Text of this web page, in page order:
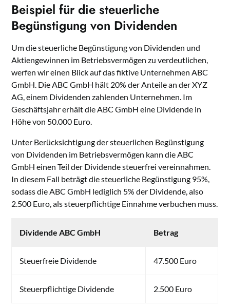
Beispiel für die steuerliche
Begünstigung von Dividenden
Um die steuerliche Begünstigung von Dividenden und
Aktiengewinnen im Betriebsvermögen zu verdeutlichen,
werfen wir einen Blick auf das fiktive Unternehmen ABC
GmbH. Die ABC GmbH hält 20% der Anteile an der XYZ
AG, einem Dividenden zahlenden Unternehmen. Im
Geschäftsjahr erhält die ABC GmbH eine Dividende in
Höhe von 50.000 Euro.
Unter Berücksichtigung der steuerlichen Begünstigung
von Dividenden im Betriebsvermögen kann die ABC
GmbH einen Teil der Dividende steuerfrei vereinnahmen.
In diesem Fall beträgt die steuerliche Begünstigung 95%,
sodass die ABC GmbH lediglich 5% der Dividende, also
2.500 Euro, als steuerpflichtige Einnahme verbuchen muss.
Dividende ABC GmbH Betrag
Steuerfreie Dividende 47.500 Euro
Steuerpflichtige Dividende 2.500 Euro